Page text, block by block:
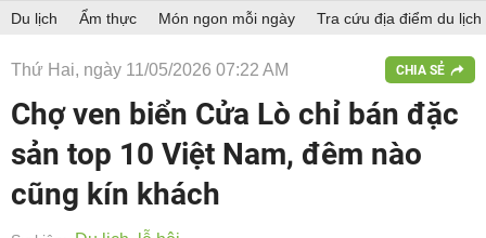
Du lịch Ẩm thực Món ngon mỗi ngày Tra cứu địa điểm du lịch
Thứ Hai, ngày 11/05/2026 07:22 AM CHIA SẺ
Chợ ven biển Cửa Lò chỉ bán đặc
sản top 10 Việt Nam, đêm nào
cũng kín khách